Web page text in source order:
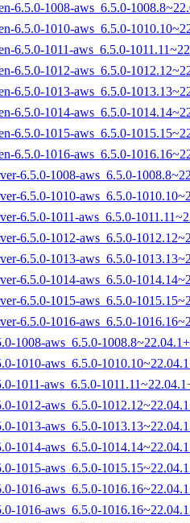
6.5.0-1008-aws_6.5.0-
6.5.0-1010-aws_6.5.0-
6.5.0-1011-aws_6.5.0-
6.5.0-1012-aws_6.5.0-
6.5.0-1013-aws_6.5.0-
6.5.0-1014-aws_6.5.0-
6.5.0-1015-aws_6.5.0-
6.5.0-1016-aws_6.5.0-
6.5.0-1008-aws_6.5.0-
6.5.0-1010-aws_6.5.0-
6.5.0-1011-aws_6.5.0-
6.5.0-1012-aws_6.5.0-
6.5.0-1013-aws_6.5.0-
6.5.0-1014-aws_6.5.0-
6.5.0-1015-aws_6.5.0-
6.5.0-1016-aws_6.5.0-
1008-aws_6.5.0-
1010-aws_6.5.0-
1011-aws_6.5.0-
1012-aws_6.5.0-
1013-aws_6.5.0-
1014-aws_6.5.0-
1015-aws_6.5.0-
1016-aws_6.5.0-
1016-aws_6.5.0-